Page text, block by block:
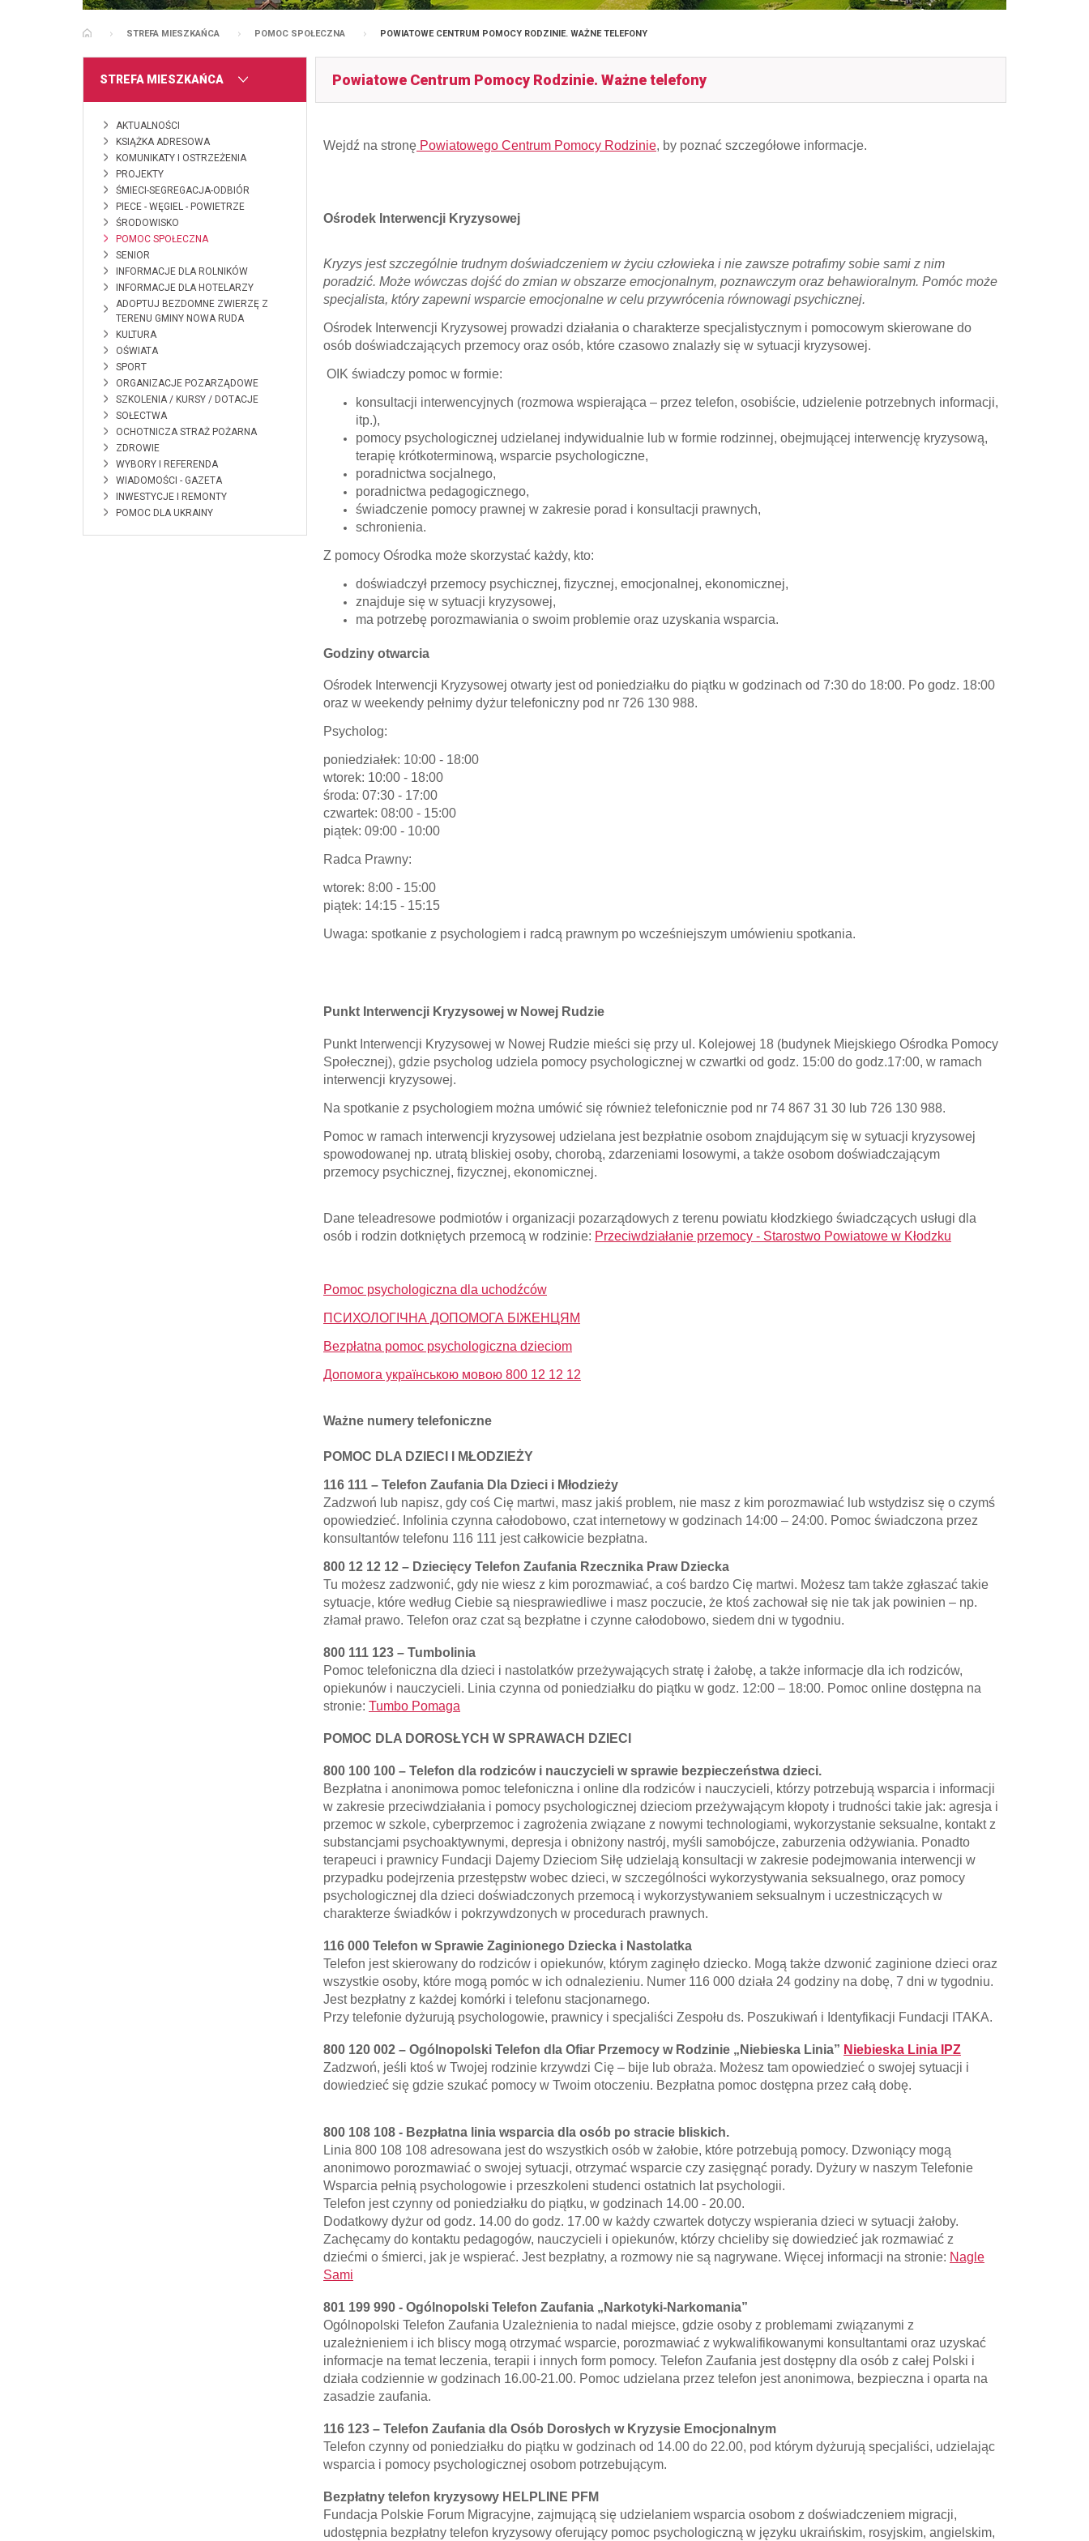
STRONA GŁÓWNA
STREFA MIESZKAŃCA POMOC SPOŁECZNA POWIATOWE CENTRUM POMOCY RODZINIE. WAŻNE TELEFONY
MENU
STREFA MIESZKAŃCA
AKTUALNOŚCI
KSIĄŻKA ADRESOWA
KOMUNIKATY I OSTRZEŻENIA
PROJEKTY
ŚMIECI-SEGREGACJA-ODBIÓR
PIECE - WĘGIEL - POWIETRZE
ŚRODOWISKO
POMOC SPOŁECZNA
SENIOR
INFORMACJE DLA ROLNIKÓW
INFORMACJE DLA HOTELARZY
ADOPTUJ BEZDOMNE ZWIERZĘ Z
TERENU GMINY NOWA RUDA
KULTURA
OŚWIATA
SPORT
ORGANIZACJE POZARZĄDOWE
SZKOLENIA / KURSY / DOTACJE
SOŁECTWA
OCHOTNICZA STRAŻ POŻARNA
ZDROWIE
WYBORY I REFERENDA
WIADOMOŚCI - GAZETA
INWESTYCJE I REMONTY
POMOC DLA UKRAINY
Powiatowe Centrum Pomocy Rodzinie. Ważne telefony
Wejdź na stronę Powiatowego Centrum Pomocy Rodzinie, by poznać szczegółowe informacje.
Ośrodek Interwencji Kryzysowej
Kryzys jest szczególnie trudnym doświadczeniem w życiu człowieka i nie zawsze potrafimy sobie sami z nim
poradzić. Może wówczas dojść do zmian w obszarze emocjonalnym, poznawczym oraz behawioralnym. Pomóc może
specjalista, który zapewni wsparcie emocjonalne w celu przywrócenia równowagi psychicznej.
Ośrodek Interwencji Kryzysowej prowadzi działania o charakterze specjalistycznym i pomocowym skierowane do
osób doświadczających przemocy oraz osób, które czasowo znalazły się w sytuacji kryzysowej.
OIK świadczy pomoc w formie:
konsultacji interwencyjnych (rozmowa wspierająca – przez telefon, osobiście, udzielenie potrzebnych informacji,
itp.),
pomocy psychologicznej udzielanej indywidualnie lub w formie rodzinnej, obejmującej interwencję kryzysową,
terapię krótkoterminową, wsparcie psychologiczne,
poradnictwa socjalnego,
poradnictwa pedagogicznego,
świadczenie pomocy prawnej w zakresie porad i konsultacji prawnych,
schronienia.
Z pomocy Ośrodka może skorzystać każdy, kto:
doświadczył przemocy psychicznej, fizycznej, emocjonalnej, ekonomicznej,
znajduje się w sytuacji kryzysowej,
ma potrzebę porozmawiania o swoim problemie oraz uzyskania wsparcia.
Godziny otwarcia
Ośrodek Interwencji Kryzysowej otwarty jest od poniedziałku do piątku w godzinach od 7:30 do 18:00. Po godz. 18:00
oraz w weekendy pełnimy dyżur telefoniczny pod nr 726 130 988.
Psycholog:
poniedziałek: 10:00 - 18:00
wtorek: 10:00 - 18:00
środa: 07:30 - 17:00
czwartek: 08:00 - 15:00
piątek: 09:00 - 10:00
Radca Prawny:
wtorek: 8:00 - 15:00
piątek: 14:15 - 15:15
Uwaga: spotkanie z psychologiem i radcą prawnym po wcześniejszym umówieniu spotkania.
Punkt Interwencji Kryzysowej w Nowej Rudzie
Punkt Interwencji Kryzysowej w Nowej Rudzie mieści się przy ul. Kolejowej 18 (budynek Miejskiego Ośrodka Pomocy
Społecznej), gdzie psycholog udziela pomocy psychologicznej w czwartki od godz. 15:00 do godz.17:00, w ramach
interwencji kryzysowej.
Na spotkanie z psychologiem można umówić się również telefonicznie pod nr 74 867 31 30 lub 726 130 988.
Pomoc w ramach interwencji kryzysowej udzielana jest bezpłatnie osobom znajdującym się w sytuacji kryzysowej
spowodowanej np. utratą bliskiej osoby, chorobą, zdarzeniami losowymi, a także osobom doświadczającym
przemocy psychicznej, fizycznej, ekonomicznej.
Dane teleadresowe podmiotów i organizacji pozarządowych z terenu powiatu kłodzkiego świadczących usługi dla
osób i rodzin dotkniętych przemocą w rodzinie: Przeciwdziałanie przemocy - Starostwo Powiatowe w Kłodzku
Pomoc psychologiczna dla uchodźców
ПСИХОЛОГІЧНА ДОПОМОГА БІЖЕНЦЯМ
Bezpłatna pomoc psychologiczna dzieciom
Допомога українською мовою 800 12 12 12
Ważne numery telefoniczne
POMOC DLA DZIECI I MŁODZIEŻY
116 111 – Telefon Zaufania Dla Dzieci i Młodzieży
Zadzwoń lub napisz, gdy coś Cię martwi, masz jakiś problem, nie masz z kim porozmawiać lub wstydzisz się o czymś
opowiedzieć. Infolinia czynna całodobowo, czat internetowy w godzinach 14:00 – 24:00. Pomoc świadczona przez
konsultantów telefonu 116 111 jest całkowicie bezpłatna.
800 12 12 12 – Dziecięcy Telefon Zaufania Rzecznika Praw Dziecka
Tu możesz zadzwonić, gdy nie wiesz z kim porozmawiać, a coś bardzo Cię martwi. Możesz tam także zgłaszać takie
sytuacje, które według Ciebie są niesprawiedliwe i masz poczucie, że ktoś zachował się nie tak jak powinien – np.
złamał prawo. Telefon oraz czat są bezpłatne i czynne całodobowo, siedem dni w tygodniu.
800 111 123 – Tumbolinia
Pomoc telefoniczna dla dzieci i nastolatków przeżywających stratę i żałobę, a także informacje dla ich rodziców,
opiekunów i nauczycieli. Linia czynna od poniedziałku do piątku w godz. 12:00 – 18:00. Pomoc online dostępna na
stronie: Tumbo Pomaga
POMOC DLA DOROSŁYCH W SPRAWACH DZIECI
800 100 100 – Telefon dla rodziców i nauczycieli w sprawie bezpieczeństwa dzieci.
Bezpłatna i anonimowa pomoc telefoniczna i online dla rodziców i nauczycieli, którzy potrzebują wsparcia i informacji
w zakresie przeciwdziałania i pomocy psychologicznej dzieciom przeżywającym kłopoty i trudności takie jak: agresja i
przemoc w szkole, cyberprzemoc i zagrożenia związane z nowymi technologiami, wykorzystanie seksualne, kontakt z
substancjami psychoaktywnymi, depresja i obniżony nastrój, myśli samobójcze, zaburzenia odżywiania. Ponadto
terapeuci i prawnicy Fundacji Dajemy Dzieciom Siłę udzielają konsultacji w zakresie podejmowania interwencji w
przypadku podejrzenia przestępstw wobec dzieci, w szczególności wykorzystywania seksualnego, oraz pomocy
psychologicznej dla dzieci doświadczonych przemocą i wykorzystywaniem seksualnym i uczestniczących w
charakterze świadków i pokrzywdzonych w procedurach prawnych.
116 000 Telefon w Sprawie Zaginionego Dziecka i Nastolatka
Telefon jest skierowany do rodziców i opiekunów, którym zaginęło dziecko. Mogą także dzwonić zaginione dzieci oraz
wszystkie osoby, które mogą pomóc w ich odnalezieniu. Numer 116 000 działa 24 godziny na dobę, 7 dni w tygodniu.
Jest bezpłatny z każdej komórki i telefonu stacjonarnego.
Przy telefonie dyżurują psychologowie, prawnicy i specjaliści Zespołu ds. Poszukiwań i Identyfikacji Fundacji ITAKA.
800 120 002 – Ogólnopolski Telefon dla Ofiar Przemocy w Rodzinie „Niebieska Linia” Niebieska Linia IPZ
Zadzwoń, jeśli ktoś w Twojej rodzinie krzywdzi Cię – bije lub obraża. Możesz tam opowiedzieć o swojej sytuacji i
dowiedzieć się gdzie szukać pomocy w Twoim otoczeniu. Bezpłatna pomoc dostępna przez całą dobę.
800 108 108 - Bezpłatna linia wsparcia dla osób po stracie bliskich.
Linia 800 108 108 adresowana jest do wszystkich osób w żałobie, które potrzebują pomocy. Dzwoniący mogą
anonimowo porozmawiać o swojej sytuacji, otrzymać wsparcie czy zasięgnąć porady. Dyżury w naszym Telefonie
Wsparcia pełnią psychologowie i przeszkoleni studenci ostatnich lat psychologii.
Telefon jest czynny od poniedziałku do piątku, w godzinach 14.00 - 20.00.
Dodatkowy dyżur od godz. 14.00 do godz. 17.00 w każdy czwartek dotyczy wspierania dzieci w sytuacji żałoby.
Zachęcamy do kontaktu pedagogów, nauczycieli i opiekunów, którzy chcieliby się dowiedzieć jak rozmawiać z
dziećmi o śmierci, jak je wspierać. Jest bezpłatny, a rozmowy nie są nagrywane. Więcej informacji na stronie: Nagle
Sami
801 199 990 - Ogólnopolski Telefon Zaufania „Narkotyki-Narkomania”
Ogólnopolski Telefon Zaufania Uzależnienia to nadal miejsce, gdzie osoby z problemami związanymi z
uzależnieniem i ich bliscy mogą otrzymać wsparcie, porozmawiać z wykwalifikowanymi konsultantami oraz uzyskać
informacje na temat leczenia, terapii i innych form pomocy. Telefon Zaufania jest dostępny dla osób z całej Polski i
działa codziennie w godzinach 16.00-21.00. Pomoc udzielana przez telefon jest anonimowa, bezpieczna i oparta na
zasadzie zaufania.
116 123 – Telefon Zaufania dla Osób Dorosłych w Kryzysie Emocjonalnym
Telefon czynny od poniedziałku do piątku w godzinach od 14.00 do 22.00, pod którym dyżurują specjaliści, udzielając
wsparcia i pomocy psychologicznej osobom potrzebującym.
Bezpłatny telefon kryzysowy HELPLINE PFM
Fundacja Polskie Forum Migracyjne, zajmującą się udzielaniem wsparcia osobom z doświadczeniem migracji,
udostępnia bezpłatny telefon kryzysowy oferujący pomoc psychologiczną w języku ukraińskim, rosyjskim, angielskim,